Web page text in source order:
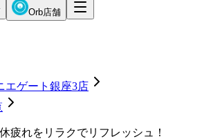
Orb店舗
エゲート銀座3店
疲れをリラクでリフレッシュ！